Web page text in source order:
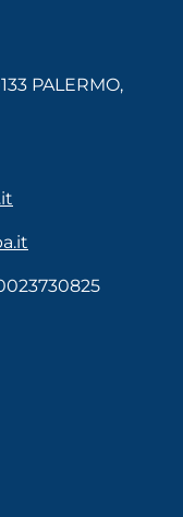
PALERMO,